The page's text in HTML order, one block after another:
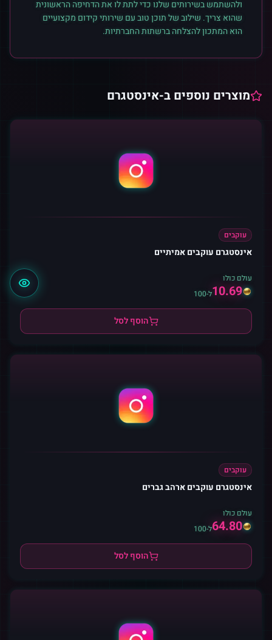
ולהשתמש בשירותים שלנו כדי לתת לו את הדחיפה הראשונית
שהוא צריך. שילוב של תוכן טוב עם שירותי קידום מקצועיים
הוא המתכון להצלחה ברשתות החברתיות.
מוצרים נוספים ב-אינסטגרם
עוקבים
אינסטגרם עוקבים אמיתיים
עולם כולו
10.69ל-100
הוסף לסל
עוקבים
אינסטגרם עוקבים ארהב גברים
עולם כולו
64.80ל-100
הוסף לסל